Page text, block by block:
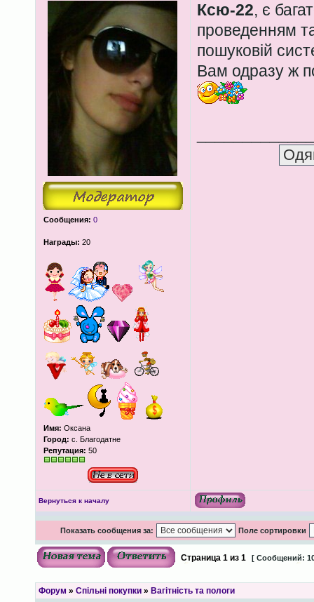
Сообщения: 0
Награды: 20
Имя: Оксана
Город: с. Благодатне
Репутация: 50
Ксю-22, є
проведенням
пошуковій
Вам одразу ж
Вернуться к началу
Показать сообщения за: Поле сортировки
Страница 1из 1 [ Сообщений:
Форум » Спільні покупки» Вагітність та пологи